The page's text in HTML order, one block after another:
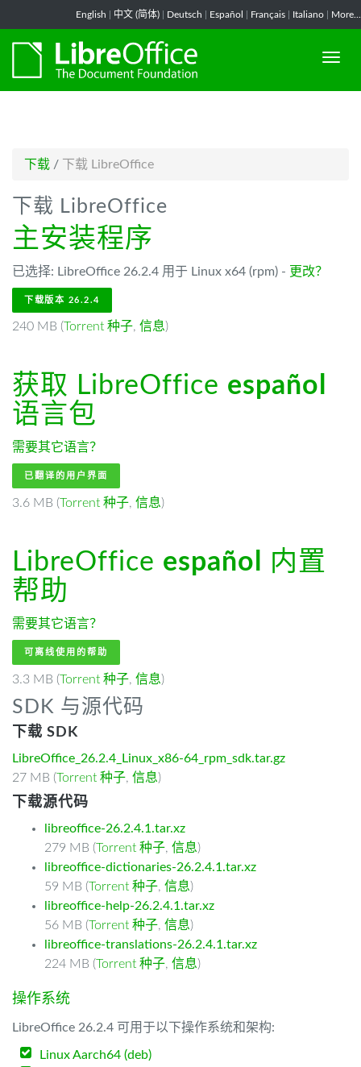
English 中文 (简体) Deutsch Español Français Italiano More...
下载 / 下载 LibreOffice
下载 LibreOffice
主安装程序
已选择: LibreOffice 26.2.4 用于 Linux x64 (rpm) - 更改？
下载版本 26.2.4
240 MB (Torrent 种子, 信息)
获取 LibreOffice español
语言包
需要其它语言？
已翻译的用户界面
3.6 MB (Torrent 种子, 信息)
LibreOffice español
内置
帮助
需要其它语言？
可离线使用的帮助
3.3 MB (Torrent 种子, 信息)
SDK 与源代码
下载 SDK
LibreOffice_26.2.4_Linux_x86-64_rpm_sdk.tar.gz
27 MB (Torrent 种子, 信息)
下载源代码
libreoffice-26.2.4.1.tar.xz
279 MB (Torrent 种子, 信息)
libreoffice-dictionaries-26.2.4.1.tar.xz
59 MB (Torrent 种子, 信息)
libreoffice-help-26.2.4.1.tar.xz
56 MB (Torrent 种子, 信息)
libreoffice-translations-26.2.4.1.tar.xz
224 MB (Torrent 种子, 信息)
操作系统
LibreOffice 26.2.4 可用于以下操作系统和架构:
Linux Aarch64 (deb)